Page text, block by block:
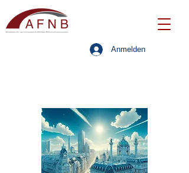
Anmelden